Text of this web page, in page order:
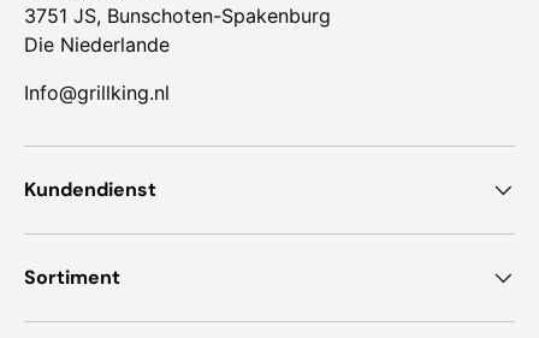
3751 JS, Bunschoten-Spakenburg
Die Niederlande
Info@grillking.nl
Kundendienst
Sortiment